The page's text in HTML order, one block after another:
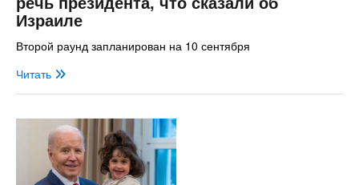
Израиле
Второй раунд запланирован на 10 сентября
Читать